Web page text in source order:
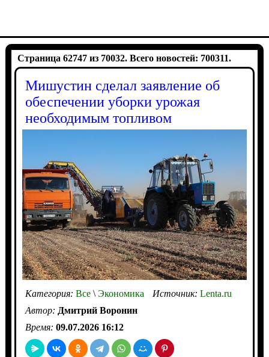
Страница 62747 из 70032. Всего новостей: 700311.
Мишустин сделал заявление об
обеспечении уборки урожая
необходимым топливом
Категория: Все\Экономика Источник: Lenta.ru
Автор: Дмитрий Воронин
Время: 09.07.2026 16:12